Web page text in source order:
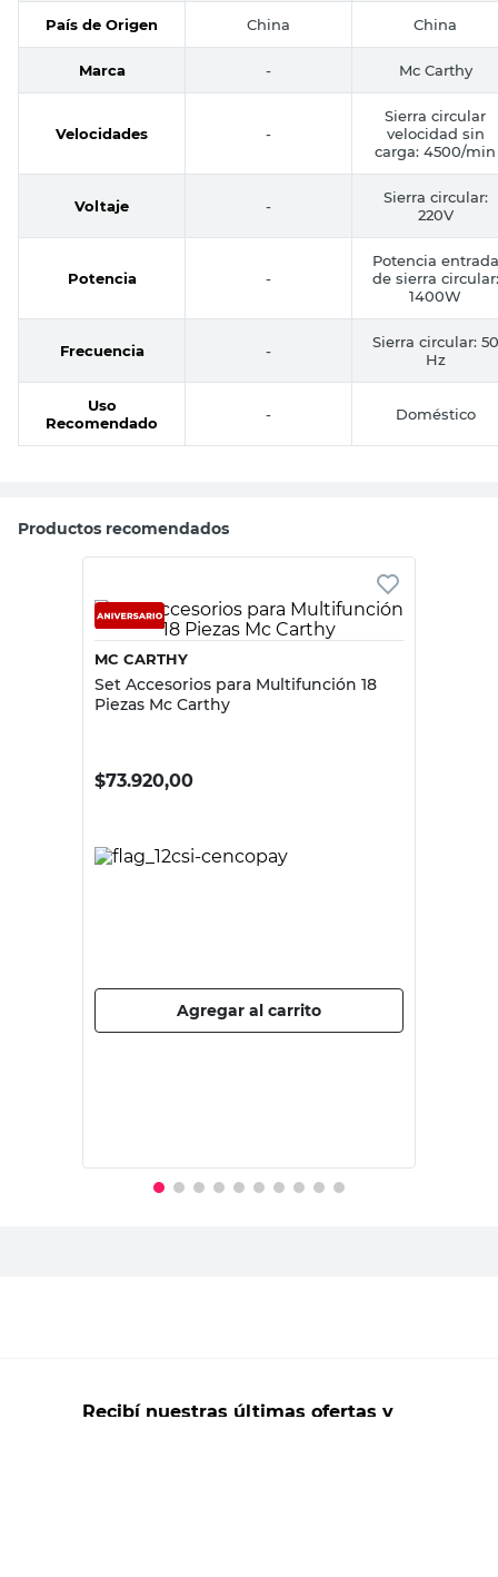
País de Origen China China
Marca - Mc Carthy
Velocidades -
Sierra circular
velocidad sin
carga: 4500/min
Voltaje -
Sierra circular:
220V
Potencia -
Potencia entrada
de sierra circular:
1400W
Frecuencia -
Sierra circular: 50
Hz
Uso
Recomendado
- Doméstico
Productos recomendados
Recibí nuestras últimas ofertas y